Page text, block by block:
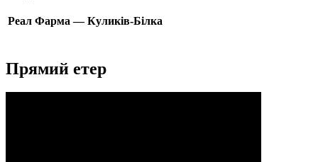
Реал Фарма — Куликів-Білка
Прямий етер